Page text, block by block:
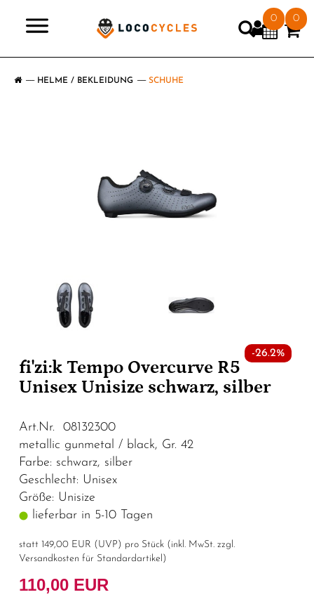
0 0
HELME / BEKLEIDUNG SCHUHE
-26.2%
fi'zi:k Tempo Overcurve R5
Unisex Unisize schwarz, silber
Art.Nr. 08132300
metallic gunmetal / black, Gr. 42
Farbe: schwarz, silber
Geschlecht: Unisex
Größe: Unisize
lieferbar in 5-10 Tagen
statt 149,00 EUR (UVP) pro Stück (inkl. MwSt. zzgl.
Versandkosten für Standardartikel )
110,00 EUR